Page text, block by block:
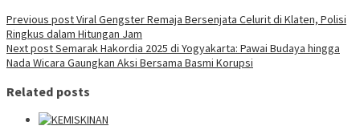
Previous postViral Gengster Remaja Bersenjata Celurit di Klaten, Polisi
Ringkus dalam Hitungan Jam
Next postSemarak Hakordia 2025 di Yogyakarta: Pawai Budaya hingga
Nada Wicara Gaungkan Aksi Bersama Basmi Korupsi
Related posts